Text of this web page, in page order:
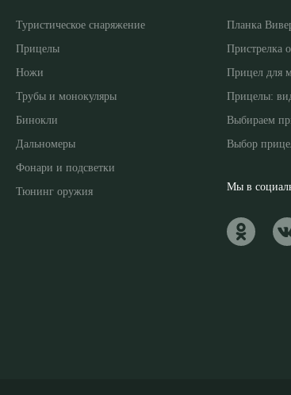
Туристическое снаряжение
Прицелы
Ножи
Трубы и монокуляры
Бинокли
Дальномеры
Фонари и подсветки
Тюнинг оружия
Планка
Пристрелка
Прицел для
Прицелы:
Выбираем
Выбор
Мы в